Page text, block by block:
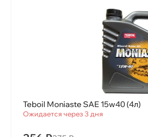
Teboil Moniaste SAE 15w40 (4л)
Ожидается через 3 дня